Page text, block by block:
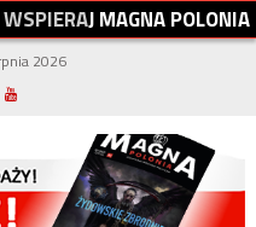
WSPIERAJMAGNAPOLONIA
2026